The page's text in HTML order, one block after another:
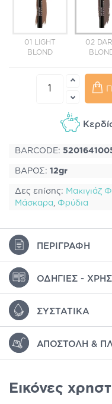
01 LIGHT
BLOND
02
BARCODE:
ΒΑΡΟΣ: 12gr
Δες επίσης: Μακιγιάζ
Μάσκαρα
Φρύδια
ΠΕΡΙΓΡΑΦΉ
ΟΔΗΓΊΕΣ -
ΣΥΣΤΑΤΙΚΆ
ΑΠΟΣΤΟΛΉ &
Εικόνες